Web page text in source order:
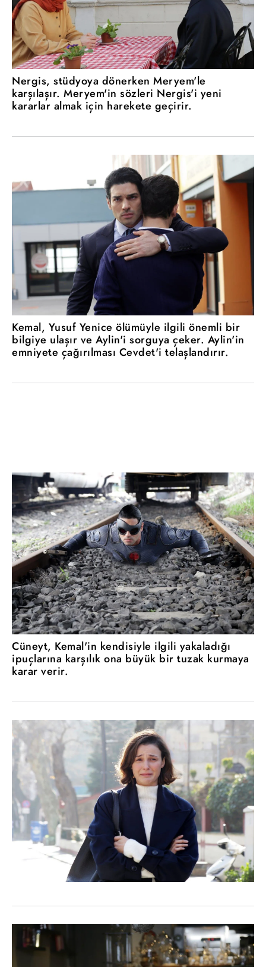
Nergis, stüdyoya dönerken Meryem'le
karşılaşır. Meryem'in sözleri Nergis'i yeni
kararlar almak için harekete geçirir.
Kemal, Yusuf Yenice ölümüyle ilgili önemli bir
bilgiye ulaşır ve Aylin'i sorguya çeker. Aylin'in
emniyete çağırılması Cevdet'i telaşlandırır.
Cüneyt, Kemal'in kendisiyle ilgili yakaladığı
ipuçlarına karşılık ona büyük bir tuzak kurmaya
karar verir.